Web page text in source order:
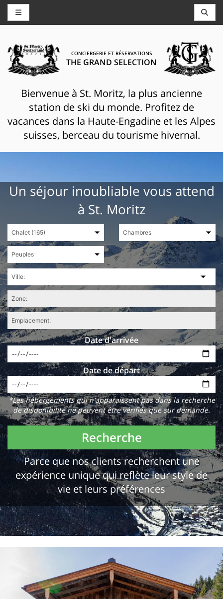
CONCIERGERIE ET RÉSERVATIONS
THE GRAND SELECTION
Bienvenue à St. Moritz, la plus ancienne
station de ski du monde. Profitez de
vacances dans la Haute-Engadine et les Alpes
suisses, berceau du tourisme hivernal.
Un séjour inoubliable vous attend
à St. Moritz
Date d'arrivée
Date de départ
*Les hébergements qui n'apparaissent pas dans la recherche
de disponibilité ne peuvent être vérifiés que sur demande.
Recherche
Parce que nos clients recherchent une
expérience unique qui reflète leur style de
vie et leurs préférences